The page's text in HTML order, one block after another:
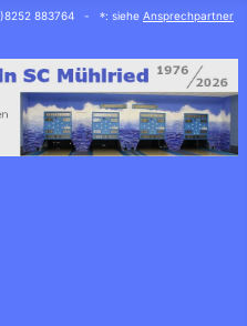
883764 - *: siehe Ansprechpartner